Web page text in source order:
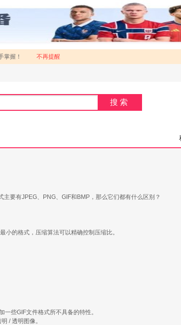
掌握！ 不再提醒
搜索
要有JPEG、PNG、GIF和BMP，那么它们都有什么区别？
的格式，压缩算法可以精确控制压缩比。
些GIF文件格式所不具备的特性。
/ 透明图像。